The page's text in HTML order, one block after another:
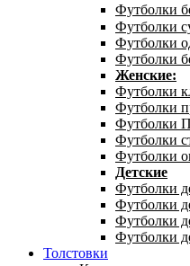
Футболки
Футболки
Футболки
Футболки
Женские:
Футболки
Футболки
Футболки
Футболки
Футболки
Детские
Футболки
Футболки
Футболки
Футболки
Толстовки